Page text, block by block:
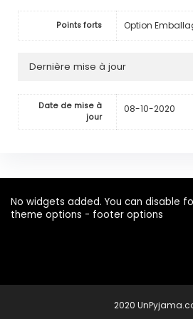
Points forts Option
Dernière mise à jour
Date de mise à
jour
08-10-2020
No widgets added. You can disable
theme options - footer options
2020